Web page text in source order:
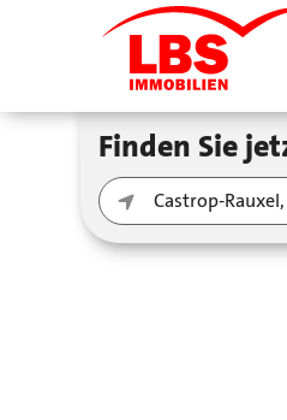
Finden Sie